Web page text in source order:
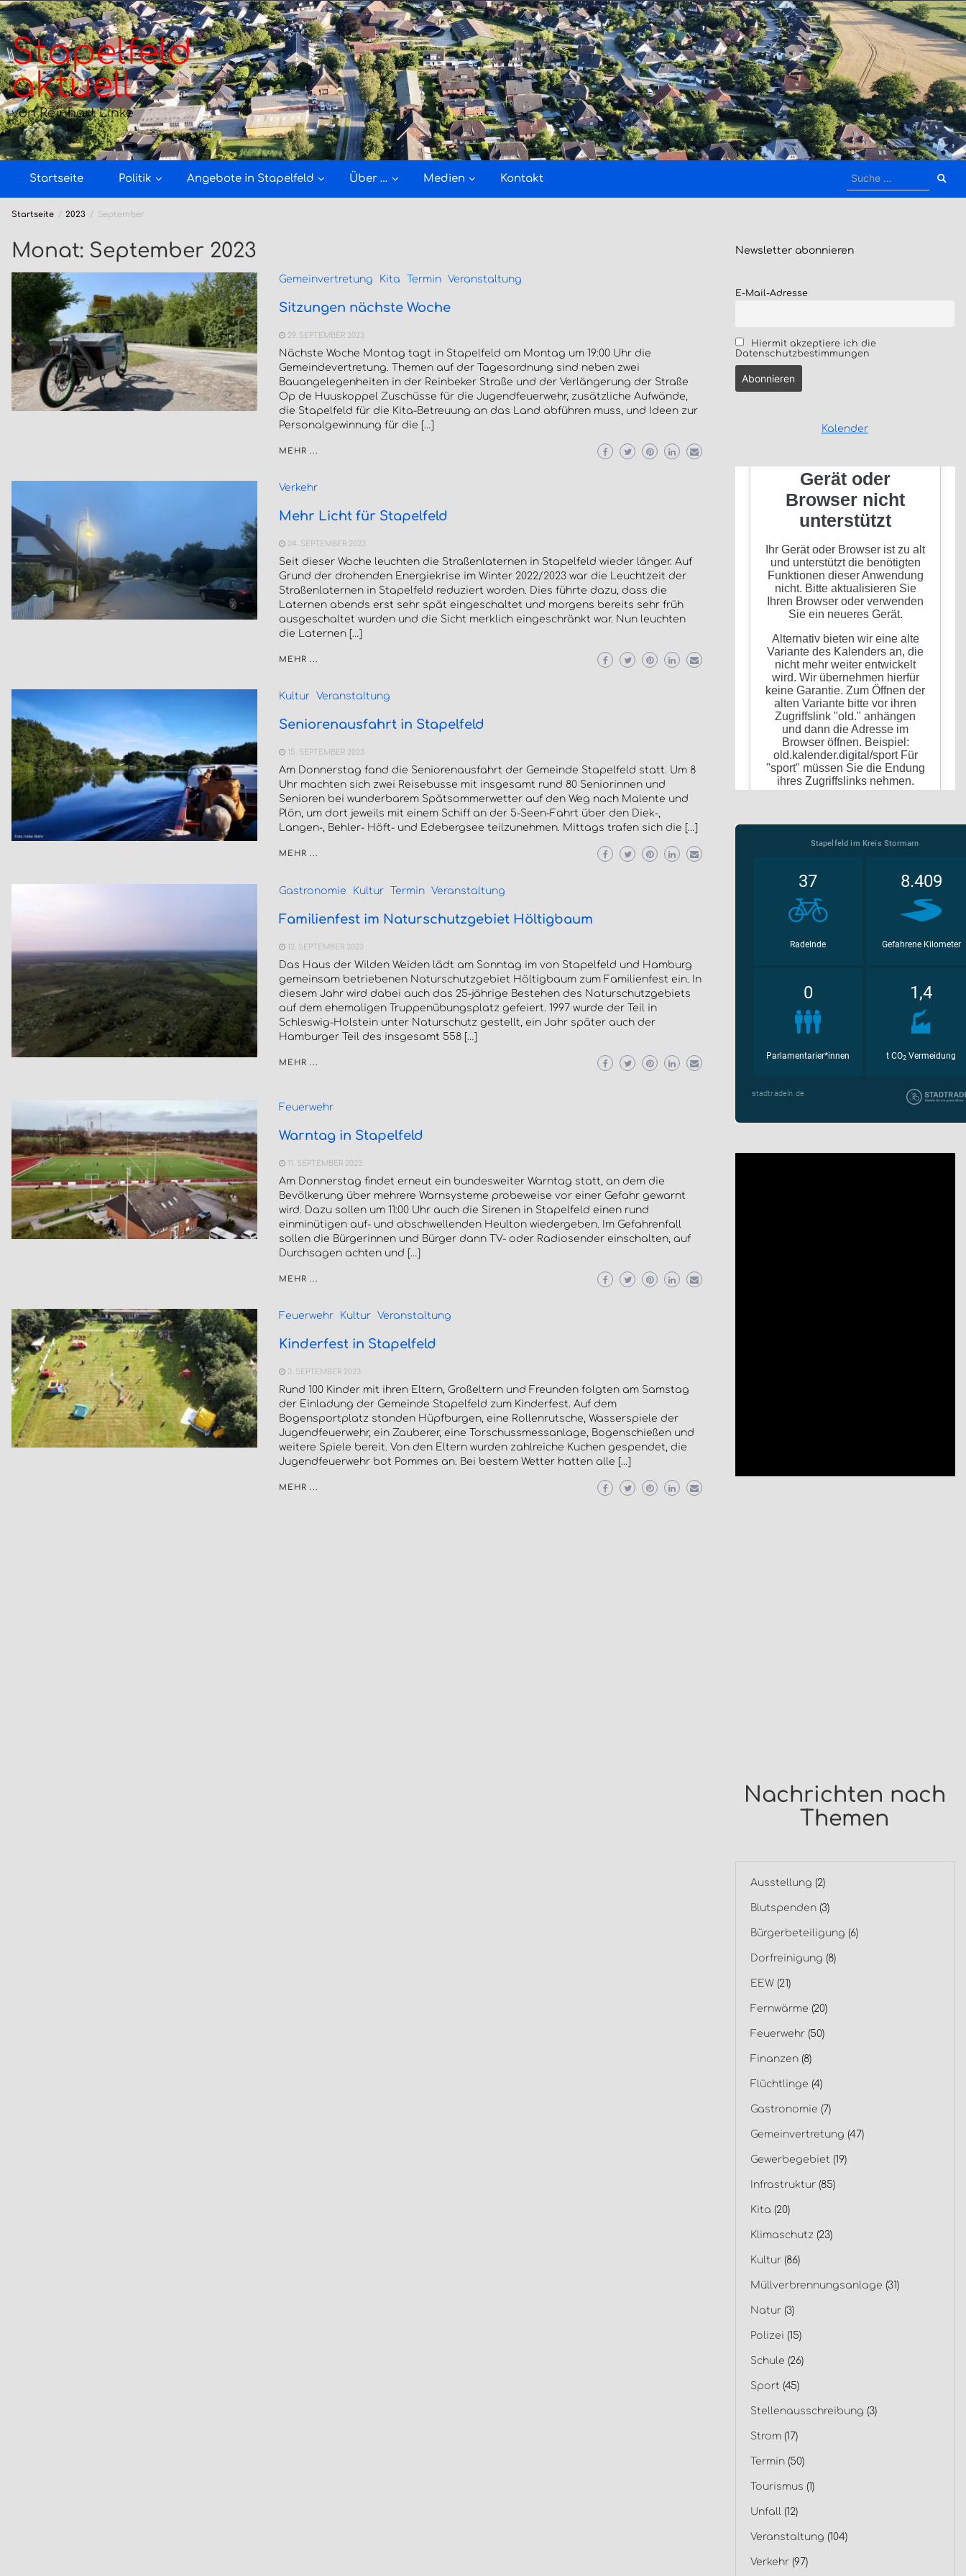
Zum
Inhalt
springen
Stapelfeld
aktuell
von Reinhart Linke
Startseite Politik Angebote in Stapelfeld Über … Medien Kontakt
Suche
Startseite 2023 September
Monat: September 2023
Gemeinvertretung Kita Termin Veranstaltung
Sitzungen nächste Woche
29. SEPTEMBER 2023
Nächste Woche Montag tagt in Stapelfeld am Montag um 19:00 Uhr die
Gemeindevertretung. Themen auf der Tagesordnung sind neben zwei
Bauangelegenheiten in der Reinbeker Straße und der Verlängerung der Straße
Op de Huuskoppel Zuschüsse für die Jugendfeuerwehr, zusätzliche Aufwände,
die Stapelfeld für die Kita-Betreuung an das Land abführen muss, und Ideen zur
Personalgewinnung für die […]
MEHR ...
Verkehr
Mehr Licht für Stapelfeld
24. SEPTEMBER 2023
Seit dieser Woche leuchten die Straßenlaternen in Stapelfeld wieder länger. Auf
Grund der drohenden Energiekrise im Winter 2022/2023 war die Leuchtzeit der
Straßenlaternen in Stapelfeld reduziert worden. Dies führte dazu, dass die
Laternen abends erst sehr spät eingeschaltet und morgens bereits sehr früh
ausgeschaltet wurden und die Sicht merklich eingeschränkt war. Nun leuchten
die Laternen […]
MEHR ...
Kultur Veranstaltung
Seniorenausfahrt in Stapelfeld
15. SEPTEMBER 2023
Am Donnerstag fand die Seniorenausfahrt der Gemeinde Stapelfeld statt. Um 8
Uhr machten sich zwei Reisebusse mit insgesamt rund 80 Seniorinnen und
Senioren bei wunderbarem Spätsommerwetter auf den Weg nach Malente und
Plön, um dort jeweils mit einem Schiff an der 5-Seen-Fahrt über den Diek-,
Langen-, Behler- Höft- und Edebergsee teilzunehmen. Mittags trafen sich die […]
MEHR ...
Gastronomie Kultur Termin Veranstaltung
Familienfest im Naturschutzgebiet Höltigbaum
12. SEPTEMBER 2023
Das Haus der Wilden Weiden lädt am Sonntag im von Stapelfeld und Hamburg
gemeinsam betriebenen Naturschutzgebiet Höltigbaum zum Familienfest ein. In
diesem Jahr wird dabei auch das 25-jährige Bestehen des Naturschutzgebiets
auf dem ehemaligen Truppenübungsplatz gefeiert. 1997 wurde der Teil in
Schleswig-Holstein unter Naturschutz gestellt, ein Jahr später auch der
Hamburger Teil des insgesamt 558 […]
MEHR ...
Feuerwehr
Warntag in Stapelfeld
11. SEPTEMBER 2023
Am Donnerstag findet erneut ein bundesweiter Warntag statt, an dem die
Bevölkerung über mehrere Warnsysteme probeweise vor einer Gefahr gewarnt
wird. Dazu sollen um 11:00 Uhr auch die Sirenen in Stapelfeld einen rund
einminütigen auf- und abschwellenden Heulton wiedergeben. Im Gefahrenfall
sollen die Bürgerinnen und Bürger dann TV- oder Radiosender einschalten, auf
Durchsagen achten und […]
MEHR ...
Feuerwehr Kultur Veranstaltung
Kinderfest in Stapelfeld
3. SEPTEMBER 2023
Rund 100 Kinder mit ihren Eltern, Großeltern und Freunden folgten am Samstag
der Einladung der Gemeinde Stapelfeld zum Kinderfest. Auf dem
Bogensportplatz standen Hüpfburgen, eine Rollenrutsche, Wasserspiele der
Jugendfeuerwehr, ein Zauberer, eine Torschussmessanlage, Bogenschießen und
weitere Spiele bereit. Von den Eltern wurden zahlreiche Kuchen gespendet, die
Jugendfeuerwehr bot Pommes an. Bei bestem Wetter hatten alle […]
MEHR ...
Newsletter abonnieren
E-Mail-Adresse
Hiermit akzeptiere ich die
Datenschutzbestimmungen
Kalender
Nachrichten nach
Themen
Ausstellung (2)
Blutspenden(3)
Bürgerbeteiligung (6)
Dorfreinigung (8)
EEW(21)
Fernwärme (20)
Feuerwehr(50)
Finanzen(8)
Flüchtlinge (4)
Gastronomie (7)
Gemeinvertretung (47)
Gewerbegebiet (19)
Infrastruktur(85)
Kita (20)
Klimaschutz (23)
Kultur(86)
Müllverbrennungsanlage (31)
Natur(3)
Polizei (15)
Schule (26)
Sport (45)
Stellenausschreibung (3)
Strom(17)
Termin(50)
Tourismus (1)
Unfall (12)
Veranstaltung (104)
Verkehr(97)